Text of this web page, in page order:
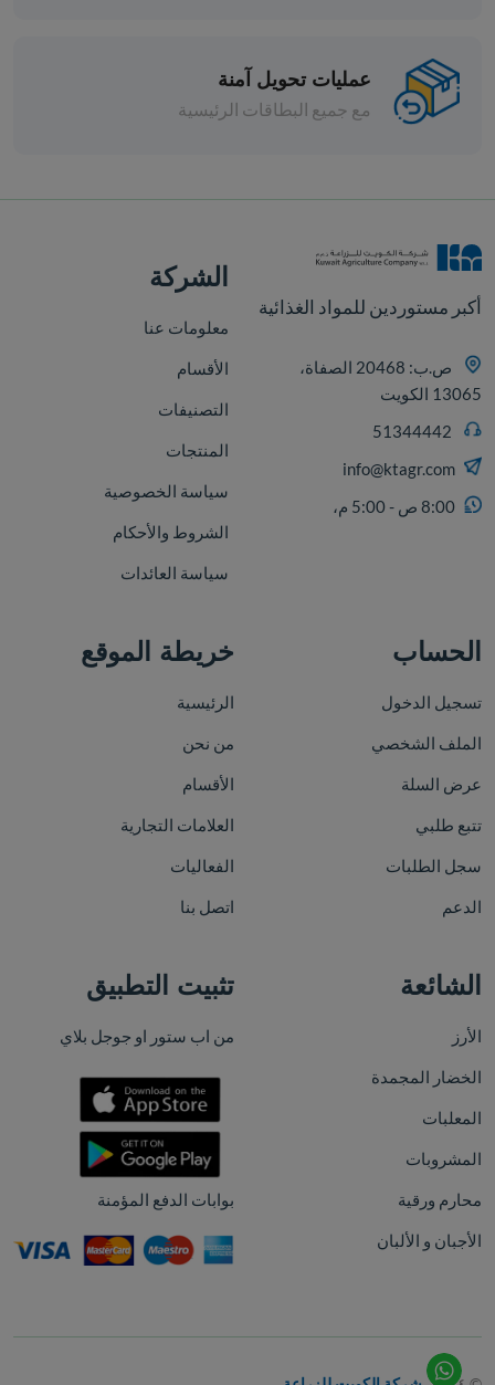
عمليات تحويل آمنة
مع جميع البطاقات الرئيسية
أكبر مستوردين للمواد الغذائية
ص.ب: 20468 الصفاة،
13065 الكويت
info@ktagr.com
8:00 ص - 5:00 م،
الشركة
معلومات عنا
الأقسام
التصنيفات
المنتجات
سياسة الخصوصية
الشروط والأحكام
سياسة العائدات
الحساب
تسجيل الدخول
الملف الشخصي
عرض السلة
تتبع طلبي
سجل الطلبات
الدعم
خريطة الموقع
الرئيسية
من نحن
الأقسام
العلامات التجارية
الفعاليات
اتصل بنا
الشائعة
الأرز
الخضار المجمدة
المعلبات
المشروبات
محارم ورقية
الأجبان و الألبان
تثبيت التطبيق
من اب ستور او جوجل بلاي
بوابات الدفع المؤمنة